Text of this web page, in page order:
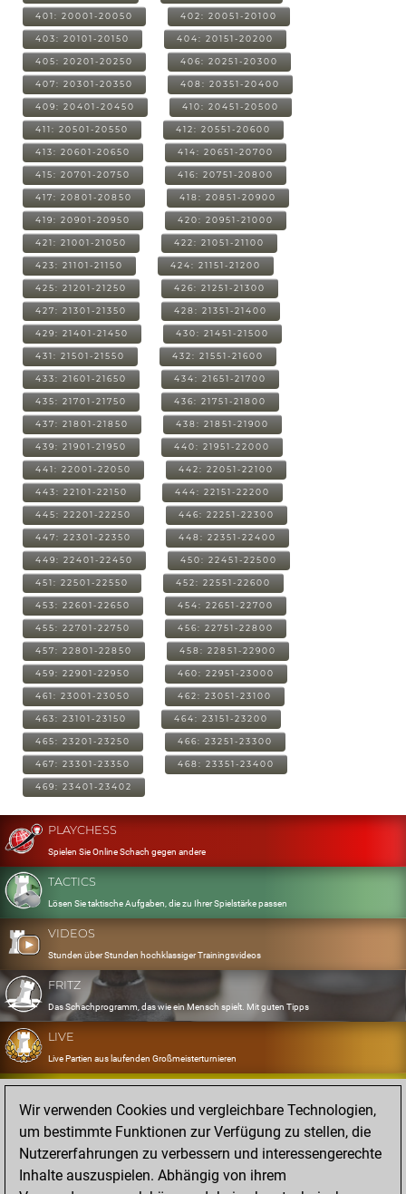
401: 20001-20050 402: 20051-20100
403: 20101-20150 404: 20151-20200
405: 20201-20250 406: 20251-20300
407: 20301-20350 408: 20351-20400
409: 20401-20450 410: 20451-20500
411: 20501-20550 412: 20551-20600
413: 20601-20650 414: 20651-20700
415: 20701-20750 416: 20751-20800
417: 20801-20850 418: 20851-20900
419: 20901-20950 420: 20951-21000
421: 21001-21050 422: 21051-21100
423: 21101-21150 424: 21151-21200
425: 21201-21250 426: 21251-21300
427: 21301-21350 428: 21351-21400
429: 21401-21450 430: 21451-21500
431: 21501-21550 432: 21551-21600
433: 21601-21650 434: 21651-21700
435: 21701-21750 436: 21751-21800
437: 21801-21850 438: 21851-21900
439: 21901-21950 440: 21951-22000
441: 22001-22050 442: 22051-22100
443: 22101-22150 444: 22151-22200
445: 22201-22250 446: 22251-22300
447: 22301-22350 448: 22351-22400
449: 22401-22450 450: 22451-22500
451: 22501-22550 452: 22551-22600
453: 22601-22650 454: 22651-22700
455: 22701-22750 456: 22751-22800
457: 22801-22850 458: 22851-22900
459: 22901-22950 460: 22951-23000
461: 23001-23050 462: 23051-23100
463: 23101-23150 464: 23151-23200
465: 23201-23250 466: 23251-23300
467: 23301-23350 468: 23351-23400
469: 23401-23402
PLAYCHESS
Spielen Sie Online Schach gegen andere
TACTICS
Lösen Sie taktische Aufgaben, die zu Ihrer Spielstärke passen
VIDEOS
Stunden über Stunden hochklassiger Trainingsvideos
FRITZ
Das Schachprogramm, das wie ein Mensch spielt. Mit guten Tipps
LIVE
Live Partien aus laufenden Großmeisterturnieren
OPENINGS
Erfassen und Üben Sie Ihr Eröffnungsrepertoire
DATABASE
Acht Millionen starke Partien
Wir verwenden Cookies und vergleichbare Technologien,
um bestimmte Funktionen zur Verfügung zu stellen, die
Nutzererfahrungen zu verbessern und interessengerechte
Inhalte auszuspielen. Abhängig von ihrem